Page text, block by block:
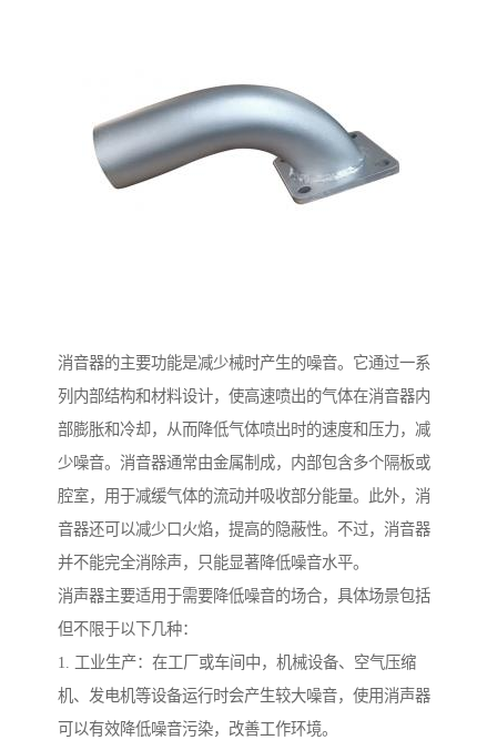
消音器的主要功能是减少械时产生的噪音。它通过一系
列内部结构和材料设计，使高速喷出的气体在消音器内
部膨胀和冷却，从而降低气体喷出时的速度和压力，减
少噪音。消音器通常由金属制成，内部包含多个隔板或
腔室，用于减缓气体的流动并吸收部分能量。此外，消
音器还可以减少口火焰，提高的隐蔽性。不过，消音器
并不能完全消除声，只能显著降低噪音水平。
消声器主要适用于需要降低噪音的场合，具体场景包括
但不限于以下几种：
1. 工业生产：在工厂或车间中，机械设备、空气压缩
机、发电机等设备运行时会产生较大噪音，使用消声器
可以有效降低噪音污染，改善工作环境。